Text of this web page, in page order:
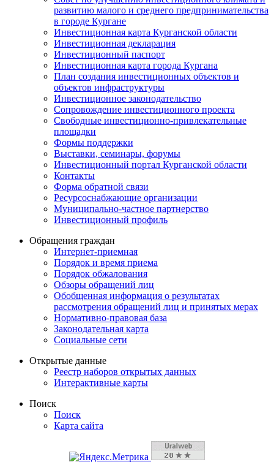
развитию малого и среднего предпринимательства
в городе Кургане
Инвестиционная карта Курганской области
Инвестиционная декларация
Инвестиционный паспорт
Инвестиционная карта города Кургана
План создания инвестиционных объектов и
объектов инфраструктуры
Инвестиционное законодательство
Сопровождение инвестиционного проекта
Свободные инвестиционно-привлекательные
площадки
Формы поддержки
Выставки, семинары, форумы
Инвестиционный портал Курганской области
Контакты
Форма обратной связи
Ресурсоснабжающие организации
Муниципально-частное партнерство
Инвестиционный профиль
Обращения граждан
Интернет-приемная
Порядок и время приема
Порядок обжалования
Обзоры обращений лиц
Обобщенная информация о результатах
рассмотрения обращений лиц и принятых мерах
Нормативно-правовая база
Законодательная карта
Социальные сети
Открытые данные
Реестр наборов открытых данных
Интерактивные карты
Поиск
Поиск
Карта сайта